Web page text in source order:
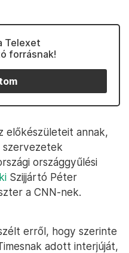
Telexet
forrásnak!
előkészületeit annak,
szervezetek
országgyűlési
Szijjártó Péter
a CNN-nek.
erről, hogy szerinte
adott interjúját,